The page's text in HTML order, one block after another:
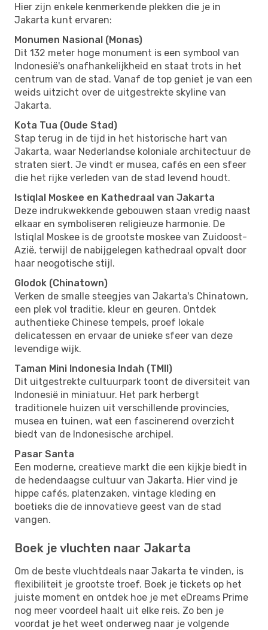
Hier zijn enkele kenmerkende plekken die je in
Jakarta kunt ervaren:
Monumen Nasional (Monas)
Dit 132 meter hoge monument is een symbool van
Indonesië's onafhankelijkheid en staat trots in het
centrum van de stad. Vanaf de top geniet je van een
weids uitzicht over de uitgestrekte skyline van
Jakarta.
Kota Tua (Oude Stad)
Stap terug in de tijd in het historische hart van
Jakarta, waar Nederlandse koloniale architectuur de
straten siert. Je vindt er musea, cafés en een sfeer
die het rijke verleden van de stad levend houdt.
Istiqlal Moskee en Kathedraal van Jakarta
Deze indrukwekkende gebouwen staan vredig naast
elkaar en symboliseren religieuze harmonie. De
Istiqlal Moskee is de grootste moskee van Zuidoost-
Azië, terwijl de nabijgelegen kathedraal opvalt door
haar neogotische stijl.
Glodok (Chinatown)
Verken de smalle steegjes van Jakarta's Chinatown,
een plek vol traditie, kleur en geuren. Ontdek
authentieke Chinese tempels, proef lokale
delicatessen en ervaar de unieke sfeer van deze
levendige wijk.
Taman Mini Indonesia Indah (TMII)
Dit uitgestrekte cultuurpark toont de diversiteit van
Indonesië in miniatuur. Het park herbergt
traditionele huizen uit verschillende provincies,
musea en tuinen, wat een fascinerend overzicht
biedt van de Indonesische archipel.
Pasar Santa
Een moderne, creatieve markt die een kijkje biedt in
de hedendaagse cultuur van Jakarta. Hier vind je
hippe cafés, platenzaken, vintage kleding en
boetieks die de innovatieve geest van de stad
vangen.
Boek je vluchten naar Jakarta
Om de beste vluchtdeals naar Jakarta te vinden, is
flexibiliteit je grootste troef. Boek je tickets op het
juiste moment en ontdek hoe je met eDreams Prime
nog meer voordeel haalt uit elke reis. Zo ben je
voordat je het weet onderweg naar je volgende